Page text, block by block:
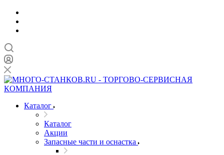
Каталог
Каталог
Акции
Запасные части и оснастка